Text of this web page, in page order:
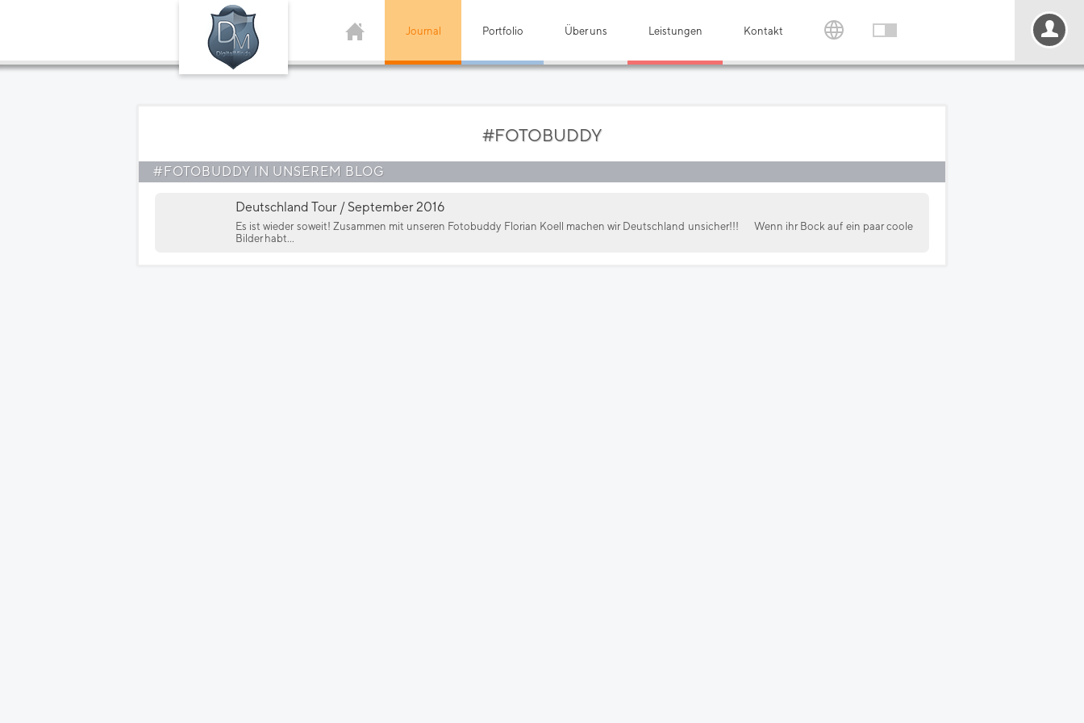
Journal Portfolio Über uns Leistungen Kontakt
#FOTOBUDDY
#FOTOBUDDY IN UNSEREM BLOG
Deutschland Tour / September 2016
Es ist wieder soweit! Zusammen mit unseren Fotobuddy Florian Koell machen wir Deutschland unsicher!!!
Wenn ihr Bock auf ein paar coole
Bilder habt...